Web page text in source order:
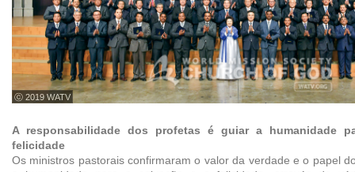
ⓒ 2019 WATV
A responsabilidade dos profetas é guiar a humanidade
felicidade
Os ministros pastorais confirmaram o valor da verdade e o papel